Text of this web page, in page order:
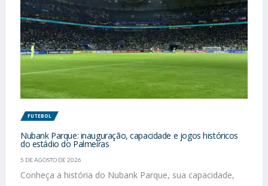
FUTEBOL
Nubank Parque: inauguração, capacidade e jogos históricos
do estádio do Palmeiras
5 DE AGOSTO DE 2026
Conheça a história do Nubank Parque, sua capacidade,